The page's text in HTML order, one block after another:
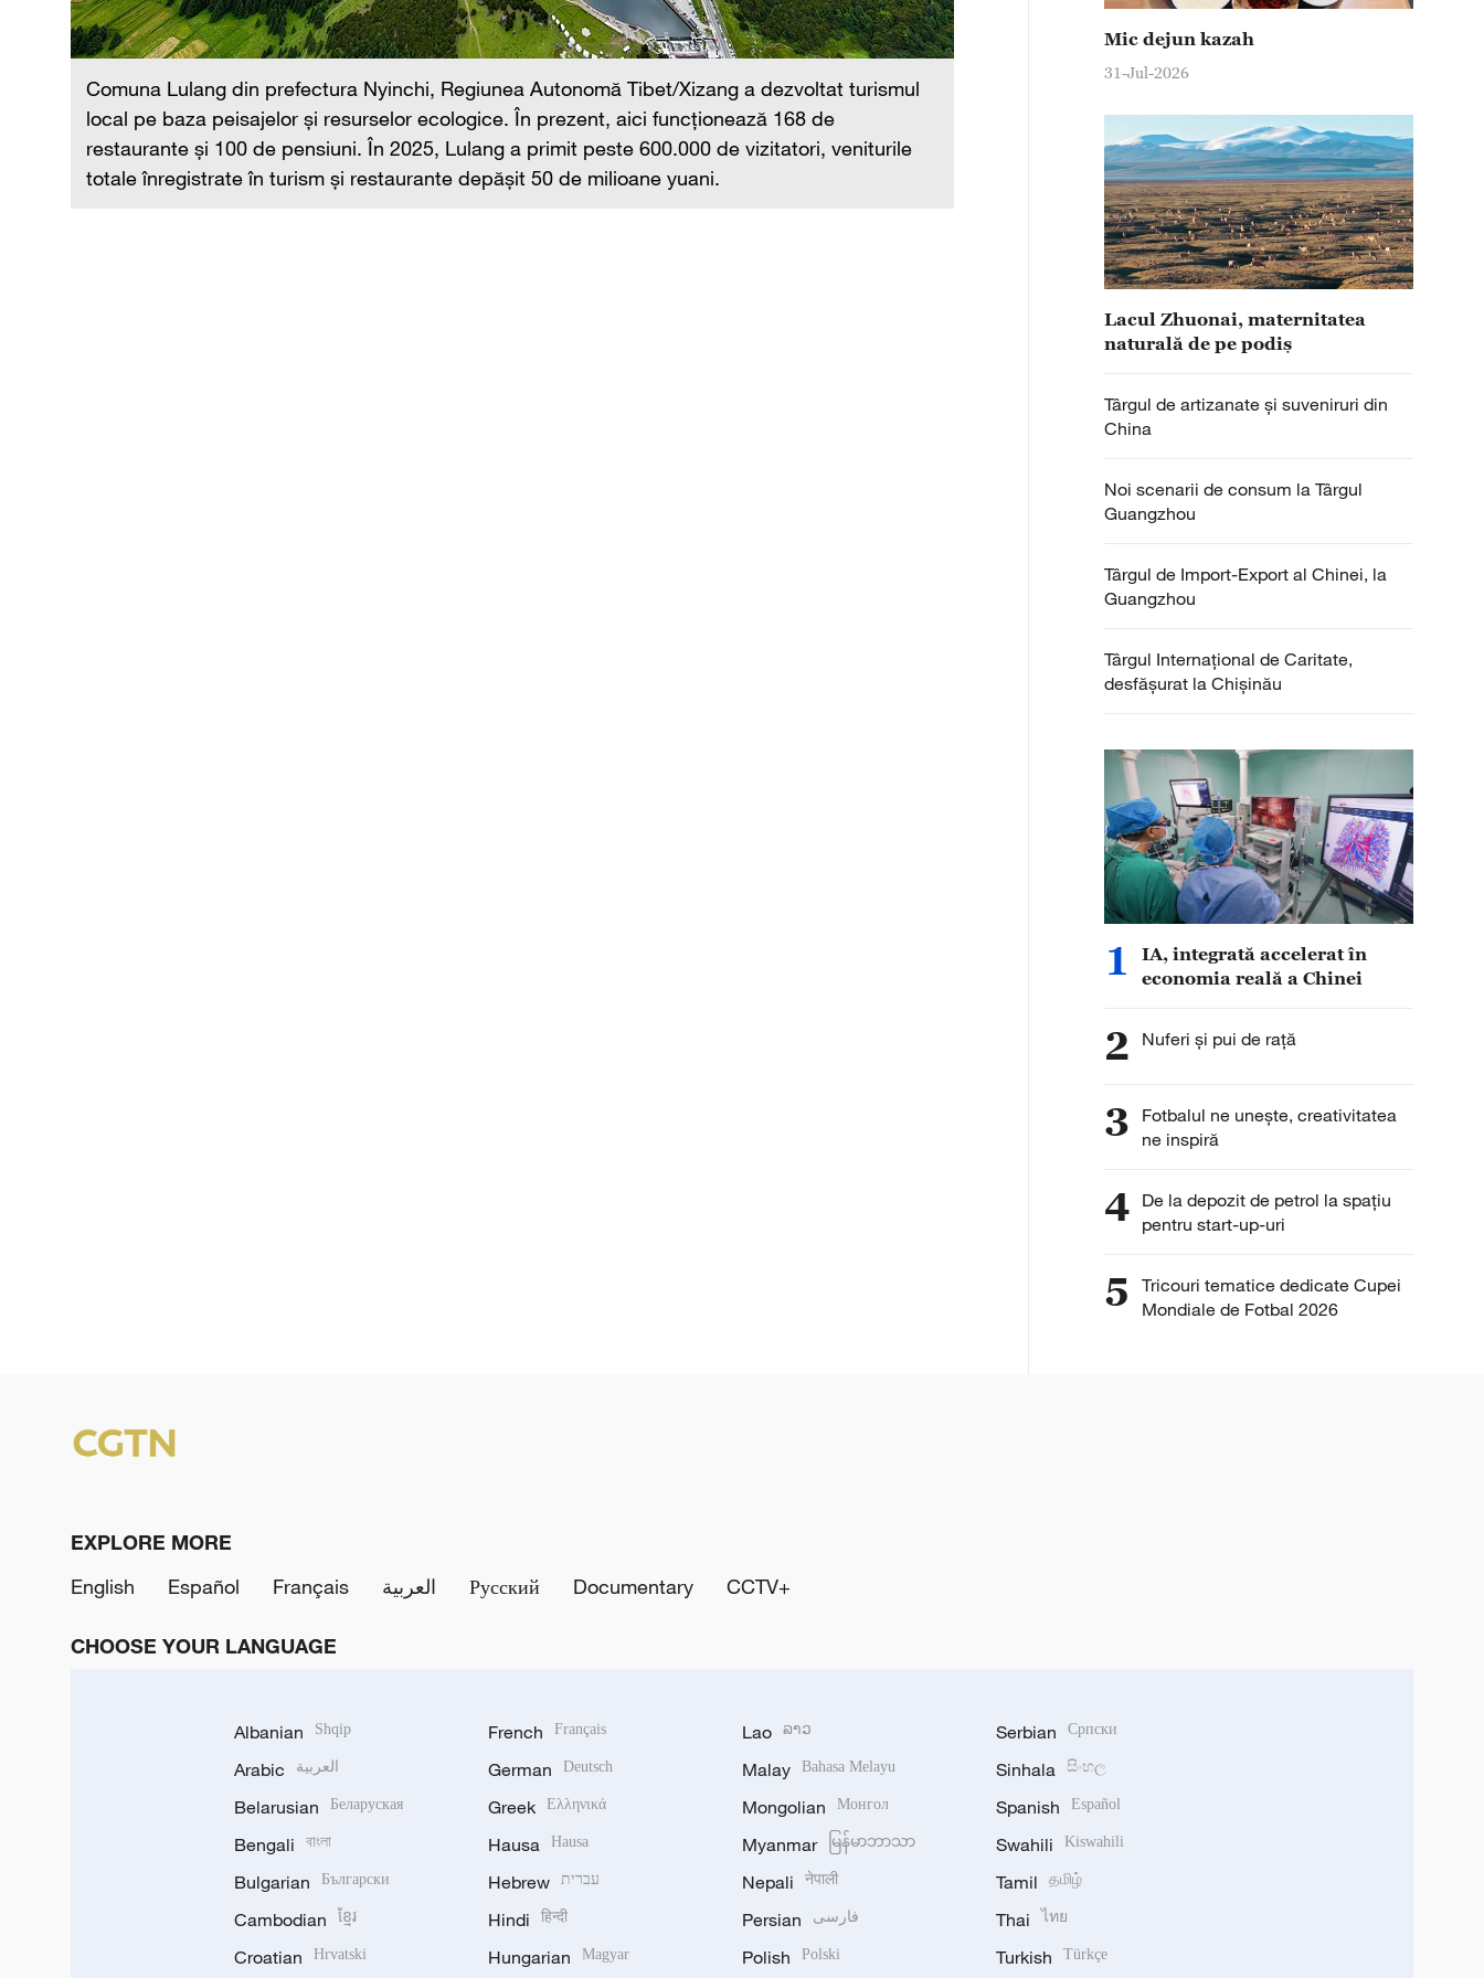
Comuna Lulang din prefectura Nyinchi, Regiunea Autonomă Tibet/Xizang a dezvoltat turismul
local pe baza peisajelor și resurselor ecologice. În prezent, aici funcționează 168 de
restaurante și 100 de pensiuni. În 2025, Lulang a primit peste 600.000 de vizitatori, veniturile
totale înregistrate în turism și restaurante depășit 50 de milioane yuani.
Comuna Lulang din prefectura Nyinchi, Regiunea
local pe baza peisajelor și resurselor ecologice. În
totale înregistrate în turism și restaurante depășit 50 de
Mic dejun kazah
31-Jul-2026
Lacul Zhuonai, maternitatea
naturală de pe podiș
Târgul de artizanate și suveniruri din
China
Noi scenarii de consum la Târgul
Guangzhou
Târgul de Import-Export al Chinei, la
Guangzhou
Târgul Internațional de Caritate,
desfășurat la Chișinău
1
IA, integrată accelerat în
economia reală a Chinei
2 Nuferi și pui de rață
3
Fotbalul ne unește, creativitatea
ne inspiră
4 De la depozit de petrol la spațiu
pentru start-up-uri
5
Tricouri tematice dedicate Cupei
Mondiale de Fotbal 2026
EXPLORE MORE
English
Español Français العربية Русский Documentary CCTV+
CHOOSE YOUR LANGUAGE
Albanian Shqip
Arabic العربية
Belarusian Беларуская
Bengali বাংলা
Bulgarian Български
Cambodian ខ្មែរ
Croatian Hrvatski
French Français
German Deutsch
Greek Ελληνικά
Hausa Hausa
Hebrew עברית
Hindi हिन्दी
Hungarian Magyar
Lao ລາວ
Malay Bahasa Melayu
Mongolian Монгол
Myanmar မြန်မာဘာသာ
Nepali नेपाली
Persian فارسی
Polish Polski
Serbian Српски
Sinhala සිංහල
Spanish Español
Swahili Kiswahili
Tamil தமிழ்
Thai ไทย
Turkish Türkçe